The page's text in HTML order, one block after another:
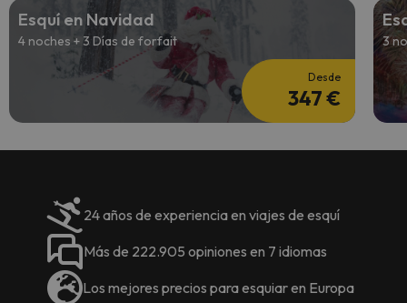
Esquí en Navidad
4 noches + 3 Días de forfait
Desde
347 €
3
24 años de experiencia en viajes de esquí
Más de 222.905 opiniones en 7 idiomas
Los mejores precios para esquiar en Europa